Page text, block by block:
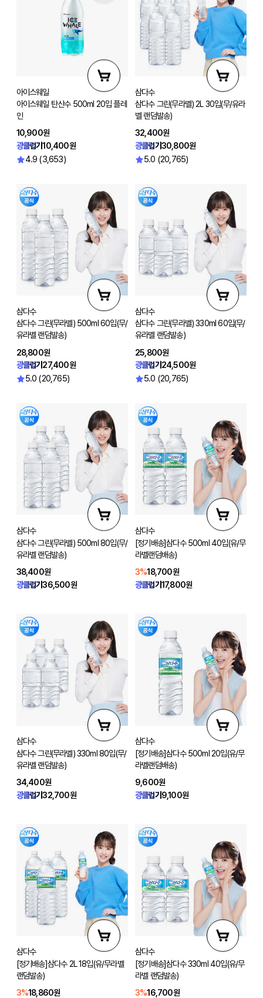
아이스웨일
아이스웨일 탄산수 500ml 20입 플레
인
10,900원
광클럽가10,400원
4.9 (3,653)
삼다수
삼다수 그린(무라벨) 2L 30입(무/유라
벨 랜덤발송)
32,400원
광클럽가30,800원
5.0 (20,765)
삼다수
삼다수 그린(무라벨) 500ml 60입(무/
유라벨 랜덤발송)
28,800원
광클럽가27,400원
5.0 (20,765)
삼다수
삼다수 그린(무라벨) 330ml 60입(무/
유라벨 랜덤발송)
25,800원
광클럽가24,500원
5.0 (20,765)
삼다수
삼다수 그린(무라벨) 500ml 80입(무/
유라벨 랜덤발송)
38,400원
광클럽가36,500원
삼다수
[정기배송]삼다수 500ml 40입(유/무
라벨랜덤배송)
3%18,700원
광클럽가17,800원
삼다수
삼다수 그린(무라벨) 330ml 80입(무/
유라벨 랜덤발송)
34,400원
광클럽가32,700원
삼다수
[정기배송]삼다수 500ml 20입(유/무
라벨랜덤배송)
9,600원
광클럽가9,100원
삼다수
[정기배송]삼다수 2L 18입(유/무라벨
랜덤발송)
3%18,860원
삼다수
[정기배송]삼다수 330ml 40입(유/무
라벨 랜덤발송)
3%16,700원